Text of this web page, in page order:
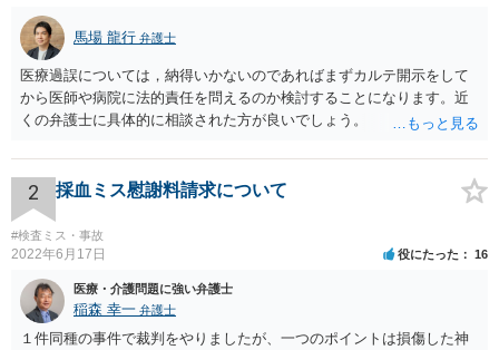
馬場 龍行 弁護士
医療過誤については，納得いかないのであればまずカルテ開示をして
から医師や病院に法的責任を問えるのか検討することになります。近
くの弁護士に具体的に相談された方が良いでしょう。
2 採血ミス慰謝料請求について
#検査ミス・事故
2022年6月17日 役にたった 16
医療・介護問題に強い弁護士
稲森 幸一 弁護士
１件同種の事件で裁判をやりましたが、一つのポイントは損傷した神